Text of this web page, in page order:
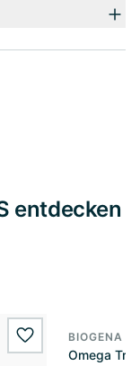
entdecken
wishlist.add
BIOGENA
Omega